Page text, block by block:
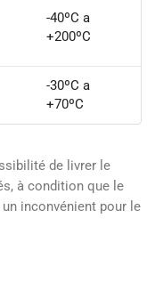
-40ºC a
+200ºC
-30ºC a
+70ºC
de livrer le
à condition que le
inconvénient pour le